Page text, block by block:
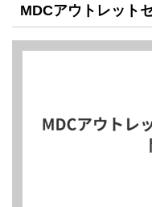
MDCアウトレット